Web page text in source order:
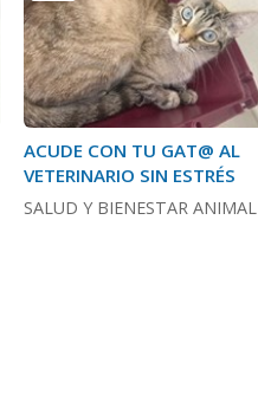
ACUDE CON TU GAT@ AL
VETERINARIO SIN ESTRÉS
SALUD Y BIENESTAR ANIMAL